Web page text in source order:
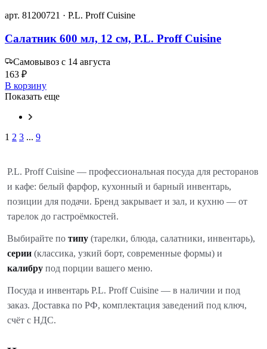
арт. 81200721 · P.L. Proff Cuisine
Салатник 600 мл, 12 см, P.L. Proff Cuisine
Самовывоз с 14 августа
163 ₽
В корзину
Показать еще
1 2 3 ... 9
P.L. Proff Cuisine — профессиональная посуда для ресторанов
и кафе: белый фарфор, кухонный и барный инвентарь,
позиции для подачи. Бренд закрывает и зал, и кухню — от
тарелок до гастроёмкостей.
Выбирайте по типу (тарелки, блюда, салатники, инвентарь),
серии (классика, узкий борт, современные формы) и
калибру под порции вашего меню.
Посуда и инвентарь P.L. Proff Cuisine — в наличии и под
заказ. Доставка по РФ, комплектация заведений под ключ,
счёт с НДС.